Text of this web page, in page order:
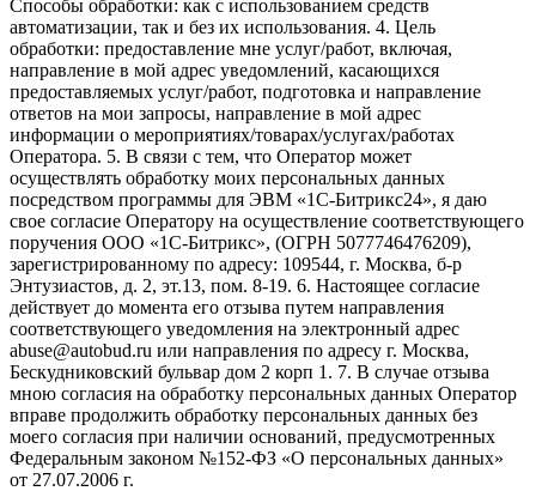
Способы обработки: как с использованием средств
автоматизации, так и без их использования. 4. Цель
обработки: предоставление мне услуг/работ, включая,
направление в мой адрес уведомлений, касающихся
предоставляемых услуг/работ, подготовка и направление
ответов на мои запросы, направление в мой адрес
информации о мероприятиях/товарах/услугах/работах
Оператора. 5. В связи с тем, что Оператор может
осуществлять обработку моих персональных данных
посредством программы для ЭВМ «1С-Битрикс24», я даю
свое согласие Оператору на осуществление соответствующего
поручения ООО «1С-Битрикс», (ОГРН 5077746476209),
зарегистрированному по адресу: 109544, г. Москва, б-р
Энтузиастов, д. 2, эт.13, пом. 8-19. 6. Настоящее согласие
действует до момента его отзыва путем направления
соответствующего уведомления на электронный адрес
abuse@autobud.ru или направления по адресу г. Москва,
Бескудниковский бульвар дом 2 корп 1. 7. В случае отзыва
мною согласия на обработку персональных данных Оператор
вправе продолжить обработку персональных данных без
моего согласия при наличии оснований, предусмотренных
Федеральным законом №152-ФЗ «О персональных данных»
от 27.07.2006 г.